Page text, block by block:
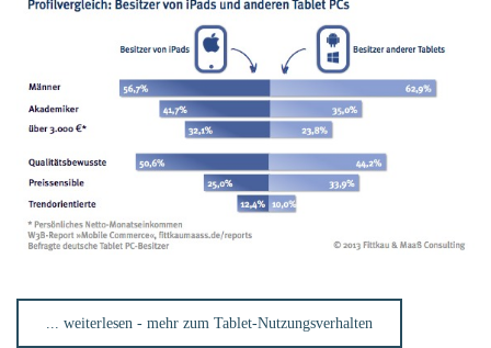
... weiterlesen - mehr zum Tablet-Nutzungsverhalten